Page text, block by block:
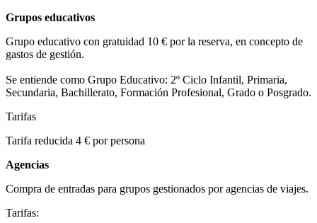
Grupos educativos
Grupo educativo con gratuidad 10 € por la reserva, en concepto de
gastos de gestión.
Se entiende como Grupo Educativo: 2º Ciclo Infantil, Primaria,
Secundaria, Bachillerato, Formación Profesional, Grado o Posgrado.
Tarifas
Tarifa reducida 4 € por persona
Agencias
Compra de entradas para grupos gestionados por agencias de viajes.
Tarifas: